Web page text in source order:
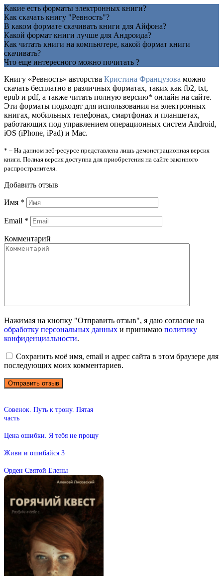
Какие есть форматы электронных книги?
Как скачать книгу "Ревность"?
В каком формате скачивать книги для Айфона?
Какой формат книги лучше для Андроида?
Как читать книги на компьютере, какой формат книги
скачивать?
Что еще интересного можно почитать ?
Книгу «Ревность» авторства Кристина Французова можно
скачать бесплатно в различных форматах, таких как fb2, txt,
epub и pdf, а также читать полную версию* онлайн на сайте.
Эти форматы подходят для использования на электронных
книгах, мобильных телефонах, смартфонах и планшетах,
работающих под управлением операционных систем Android,
iOS (iPhone, iPad) и Mac.
* – На данном веб-ресурсе представлена лишь демонстрационная версия
книги. Полная версия доступна для приобретения на сайте законного
распространителя.
Добавить отзыв
Имя *
Email *
Комментарий
Нажимая на кнопку "Отправить отзыв", я даю согласие на
обработку персональных данных и принимаю политику
конфиденциальности.
Сохранить моё имя, email и адрес сайта в этом браузере для
последующих моих комментариев.
Совенок. Путь к трону. Пятая
часть
Цена ошибки. Я тебя не прощу
Живи и ошибайся 3
Орден Святой Елены